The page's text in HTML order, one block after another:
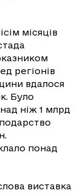
місяців
регіонів
вдалося
Було
ніж 1 млрд
понад
виставка